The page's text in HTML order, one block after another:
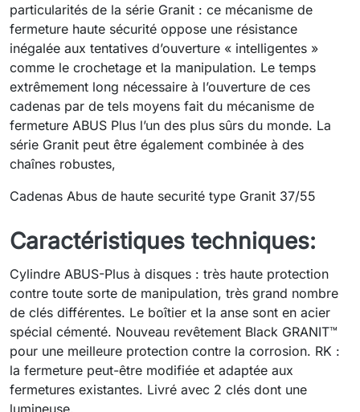
particularités de la série Granit : ce mécanisme de
fermeture haute sécurité oppose une résistance
inégalée aux tentatives d’ouverture « intelligentes »
comme le crochetage et la manipulation. Le temps
extrêmement long nécessaire à l’ouverture de ces
cadenas par de tels moyens fait du mécanisme de
fermeture ABUS Plus l’un des plus sûrs du monde. La
série Granit peut être également combinée à des
chaînes robustes,
Cadenas Abus de haute securité type Granit 37/55
Caractéristiques techniques:
Cylindre ABUS-Plus à disques : très haute protection
contre toute sorte de manipulation, très grand nombre
de clés différentes. Le boîtier et la anse sont en acier
spécial cémenté. Nouveau revêtement Black GRANIT™
pour une meilleure protection contre la corrosion. RK :
la fermeture peut-être modifiée et adaptée aux
fermetures existantes. Livré avec 2 clés dont une